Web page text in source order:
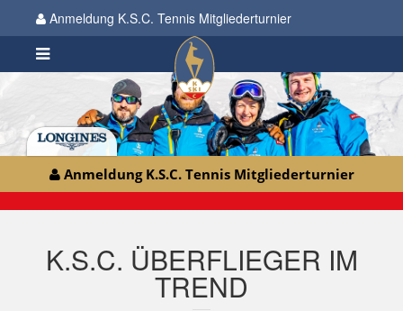
Anmeldung K.S.C. Tennis Mitgliederturnier
Anmeldung K.S.C. Tennis Mitgliederturnier
K.S.C. ÜBERFLIEGER IM
TREND